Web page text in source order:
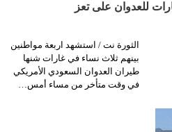
الثورة نت / استشهد اربعة مواطنين
بينهم ثلاث نساء في غارات شنها
طيران العدوان السعودي الأمريكي
في وقت متأخر من مساء أمس…